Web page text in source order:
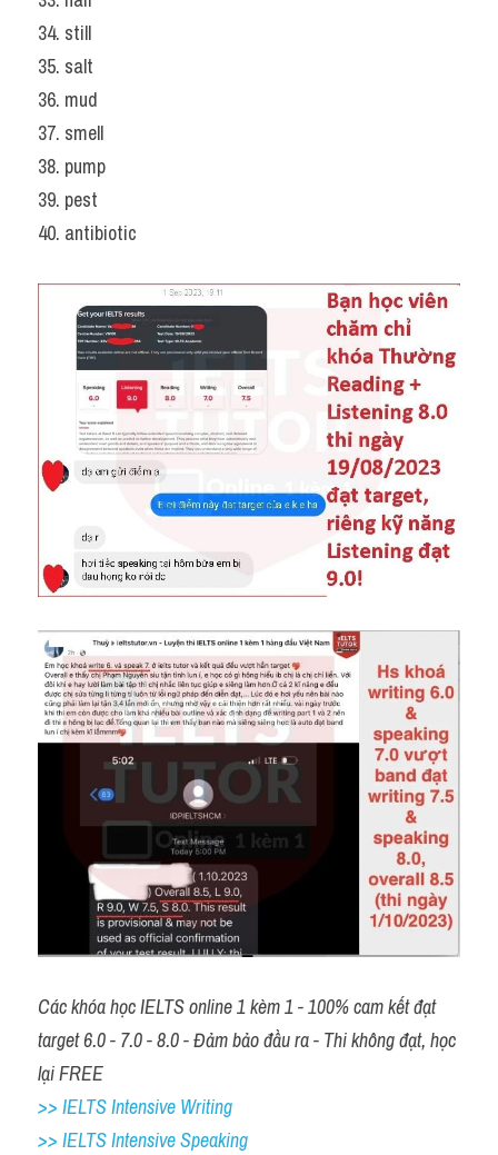
34. still
35. salt
36. mud
37. smell
38. pump
39. pest
40. antibiotic
Các khóa học IELTS online 1 kèm 1 - 100% cam kết đạt
target 6.0 - 7.0 - 8.0 - Đảm bảo đầu ra - Thi không đạt, học
lại FREE
>> IELTS Intensive Writing
>> IELTS Intensive Speaking